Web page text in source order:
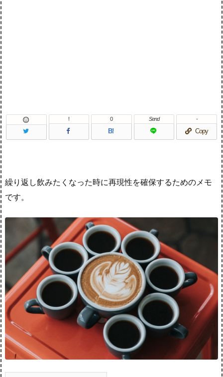
 !
B!
0 Send
Copy
-
繰り返し飲みたくなった時に再現性を確保するためのメモ
です。